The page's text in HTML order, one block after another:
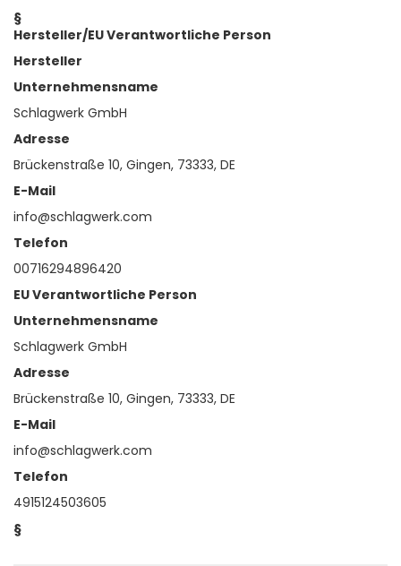
§
Hersteller/EU Verantwortliche Person
Hersteller
Unternehmensname
Schlagwerk GmbH
Adresse
Brückenstraße 10, Gingen, 73333, DE
E-Mail
info@schlagwerk.com
Telefon
00716294896420
EU Verantwortliche Person
Unternehmensname
Schlagwerk GmbH
Adresse
Brückenstraße 10, Gingen, 73333, DE
E-Mail
info@schlagwerk.com
Telefon
4915124503605
§